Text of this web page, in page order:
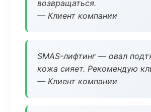
возвращаться.
— Клиент компании
SMAS-лифтинг — овал
кожа сияет. Рекомендую
— Клиент компании